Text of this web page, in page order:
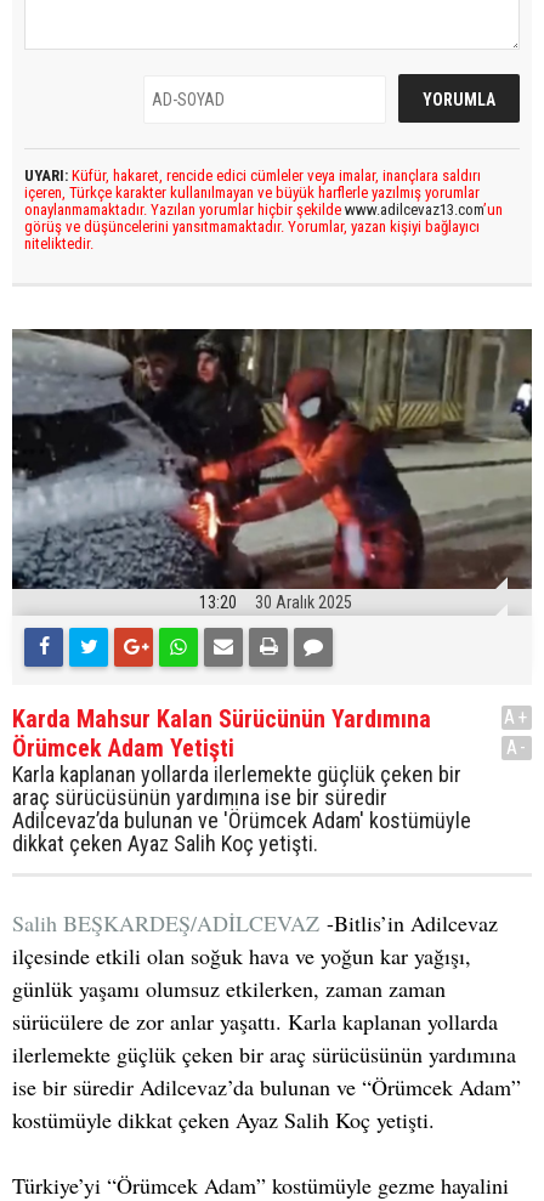
UYARI: Küfür, hakaret, rencide edici cümleler veya imalar, inançlara saldırı
içeren, Türkçe karakter kullanılmayan ve büyük harflerle yazılmış yorumlar
onaylanmamaktadır. Yazılan yorumlar hiçbir şekilde www.adilcevaz13.com’un
görüş ve düşüncelerini yansıtmamaktadır. Yorumlar, yazan kişiyi bağlayıcı
niteliktedir.
13:20 30 Aralık 2025
Karda Mahsur Kalan Sürücünün Yardımına
Örümcek Adam Yetişti
Karla kaplanan yollarda ilerlemekte güçlük çeken bir
araç sürücüsünün yardımına ise bir süredir
Adilcevaz’da bulunan ve 'Örümcek Adam' kostümüyle
dikkat çeken Ayaz Salih Koç yetişti.
A+
A-
Salih BEŞKARDEŞ/ADİLCEVAZ -Bitlis’in Adilcevaz
ilçesinde etkili olan soğuk hava ve yoğun kar yağışı,
günlük yaşamı olumsuz etkilerken, zaman zaman
sürücülere de zor anlar yaşattı. Karla kaplanan yollarda
ilerlemekte güçlük çeken bir araç sürücüsünün yardımına
ise bir süredir Adilcevaz’da bulunan ve “Örümcek Adam”
kostümüyle dikkat çeken Ayaz Salih Koç yetişti.
Türkiye’yi “Örümcek Adam” kostümüyle gezme hayalini